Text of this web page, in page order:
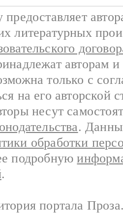
литературных
авторам
только с
на его авторской
несут
.
обработки
подробную
.
портала